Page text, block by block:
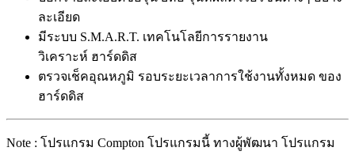
ละเอียด
มีระบบ S.M.A.R.T. เทคโนโลยีการรายงาน
วิเคราะห์ ฮาร์ดดิส
ตรวจเช็คอุณหภูมิ รอบระยะเวลาการใช้งานทั้งหมด ของ
ฮาร์ดดิส
Note : โปรแกรม Compton โปรแกรมนี้ ทางผู้พัฒนา โปรแกรม